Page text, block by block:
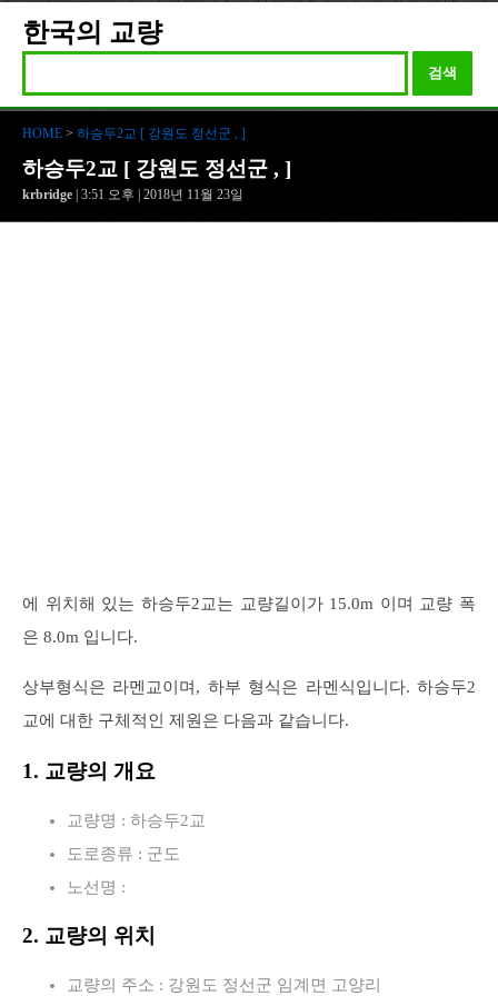
한국의 교량
검색
HOME > 하승두2교 [ 강원도 정선군 , ]
하승두2교 [ 강원도 정선군 , ]
krbridge | 3:51 오후 | 2018년 11월 23일
에 위치해 있는 하승두2교는 교량길이가 15.0m 이며 교량 폭
은 8.0m 입니다.
상부형식은 라멘교이며, 하부 형식은 라멘식입니다. 하승두2
교에 대한 구체적인 제원은 다음과 같습니다.
1. 교량의 개요
교량명 : 하승두2교
도로종류 : 군도
노선명 :
2. 교량의 위치
교량의 주소 : 강원도 정선군 임계면 고양리